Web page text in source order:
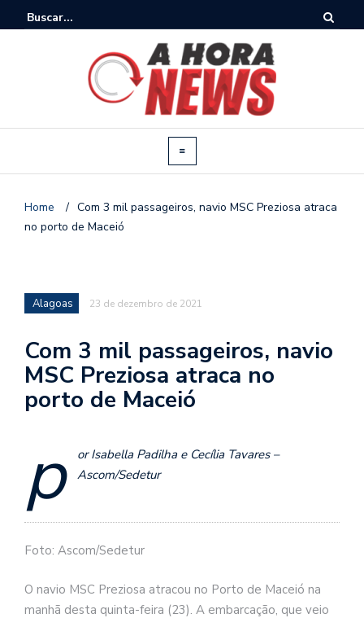
Home / Com 3 mil passageiros, navio MSC Preziosa atraca
no porto de Maceió
Alagoas 23 de dezembro de 2021
Com 3 mil passageiros, navio
MSC Preziosa atraca no
porto de Maceió
p
or Isabella Padilha e Cecília Tavares –
Ascom/Sedetur
Foto: Ascom/Sedetur
O navio MSC Preziosa atracou no Porto de Maceió na
manhã desta quinta-feira (23). A embarcação, que veio